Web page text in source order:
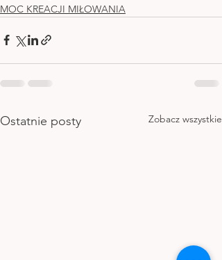
MOC KREACJI MIŁOWANIA
Ostatnie posty Zobacz wszystkie